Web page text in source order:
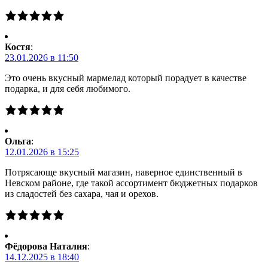
Костя:
23.01.2026 в 11:50
Это очень вкусный мармелад который порадует в качестве
подарка, и для себя любимого.
Ольга:
12.01.2026 в 15:25
Потрясающе вкусный магазин, наверное единственный в
Невском районе, где такой ассортимент бюджетных подарков
из сладостей без сахара, чая и орехов.
Фёдорова Наталия:
14.12.2025 в 18:40